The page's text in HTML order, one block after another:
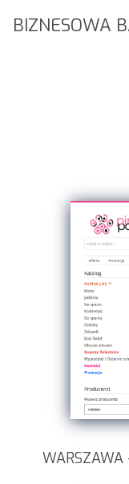
BIZNESOWA
WARSZAWA